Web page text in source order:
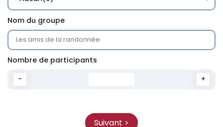
Nom du groupe
Nombre de participants
-
+